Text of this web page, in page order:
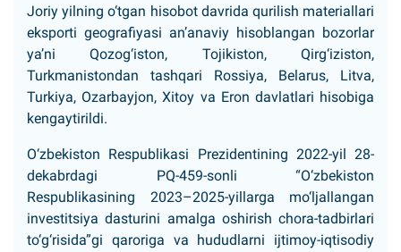
Joriy yilning o‘tgan hisobot davrida qurilish materiallari
eksporti geografiyasi an’anaviy hisoblangan bozorlar
ya’ni Qozog‘iston, Tojikiston, Qirg‘iziston,
Turkmanistondan tashqari Rossiya, Belarus, Litva,
Turkiya, Ozarbayjon, Xitoy va Eron davlatlari hisobiga
kengaytirildi.
O‘zbekiston Respublikasi Prezidentining 2022-yil 28-
dekabrdagi PQ-459-sonli “O‘zbekiston
Respublikasining 2023–2025-yillarga mo‘ljallangan
investitsiya dasturini amalga oshirish chora-tadbirlari
to‘g‘risida”gi qaroriga va hududlarni ijtimoy-iqtisodiy